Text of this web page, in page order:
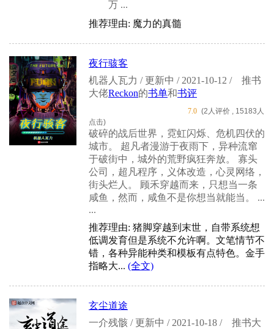
万 ...
推荐理由: 魔力的真髓
夜行骇客
机器人瓦力 / 更新中 / 2021-10-12 /
推书
大佬Reckon的书单和书评
7.0 (2人评价 , 15183人
点击)
破碎的战后世界，霓虹闪烁、危机四伏的
城市。 超凡者漫游于夜雨下，异种流窜
于破街中，城外的荒野疯狂奔放。 寡头
公司，超凡程序，义体改造，心灵网络，
街头烂人。 顾禾穿越而来，只想当一条
咸鱼，然而，咸鱼不是你想当就能当。 ...
...
推荐理由: 猪脚穿越到末世，自带系统想
低调发育但是系统不允许啊。文笔情节不
错，各种异能种类和模板有点特色。金手
指略大... (全文)
玄尘道途
一介残骸 / 更新中 / 2021-10-18 /
推书大